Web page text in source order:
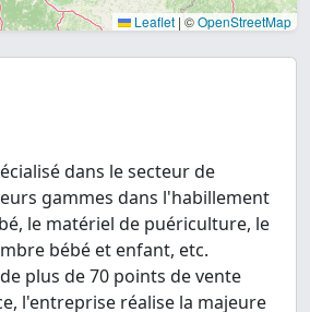
Leaflet | ©OpenStreetMap
dans le secteur de
gammes dans l'habillement
le matériel de puériculture, le
bébé et enfant, etc.
plus de 70 points de vente
l'entreprise réalise la majeure